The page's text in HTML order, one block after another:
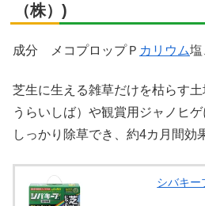
（株）)
成分 メコプロップＰ カリウム塩
芝生に生える雑草だけを枯らす
うらいしば）や観賞用ジャノヒ
しっかり除草でき、約4カ月間効
シバキ